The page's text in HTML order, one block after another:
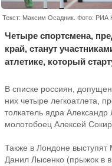
Текст: Максим Осадник. Фото: РИА
Четыре спортсмена,
край, станут
атлетике, который
В списке россиян,
них четыре легкоатлета,
толкатель ядра
молотобоец Алексей
Также в Лондоне
Данил Лысенко (прыжок в